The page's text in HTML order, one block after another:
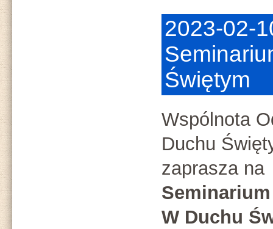
2023-02-
Świętym
Wspólnota
Duchu
zaprasza na
W Duchu